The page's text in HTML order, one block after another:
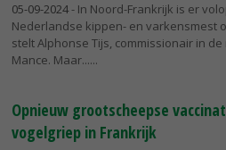
05-09-2024- In Noord-Frankrijk is er
Nederlandse kippen- en varkensmest
stelt Alphonse Tijs, commissionair in
Mance. Maar...
Opnieuw grootscheepse
vogelgriep in Frankrijk